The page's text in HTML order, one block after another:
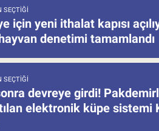
SEÇTIĞI
için yeni ithalat kapısı
denetimi tamamlandı
SEÇTIĞI
devreye girdi!
elektronik küpe sistemi